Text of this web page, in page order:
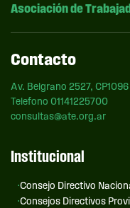
Asociación de
Contacto
Av. Belgrano 2527, CP1096
Telefono 01141225700
consultas@ate.org.ar
Institucional
Consejo Directivo
Consejos Directivos